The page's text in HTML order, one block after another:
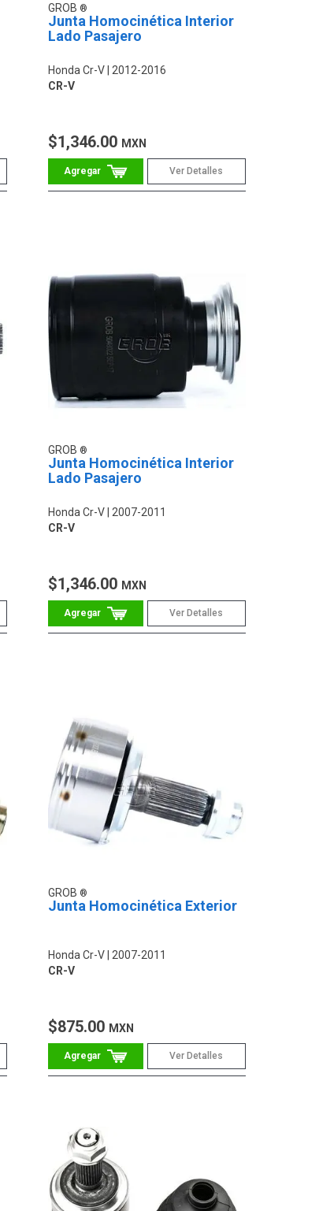
GROB
Junta Homocinética Interior
Lado Pasajero
Honda Cr-V
2012-2016
CR-V
$1,346.00 MXN
Ver Detalles
GROB
Junta Homocinética Interior
Lado Pasajero
Honda Cr-V 2007-2011
CR-V
$1,346.00 MXN
Ver Detalles
GROB
Junta Homocinética Exterior
Honda Cr-V
2007-2011
CR-V
$875.00 MXN
Ver Detalles